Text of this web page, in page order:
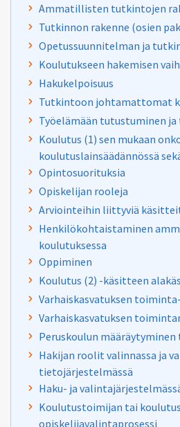
Ammatillisten tutkintojen
Tutkinnon rakenne (osien
Opetussuunnitelman ja
Koulutukseen hakemisen
Hakukelpoisuus
Tutkintoon johtamattomat
Työelämään tutustuminen
Koulutus (1) sen mukaan
koulutuslainsäädännössä
Opintosuorituksia
Opiskelijan rooleja
Arviointeihin liittyviä
Henkilökohtaistaminen
koulutuksessa
Oppiminen
Koulutus (2) -käsitteen
Varhaiskasvatuksen
Varhaiskasvatuksen
Peruskoulun
Hakijan roolit valinnassa ja
tietojärjestelmässä
Haku- ja
Koulutustoimijan tai
opiskelijavalintaprosessi